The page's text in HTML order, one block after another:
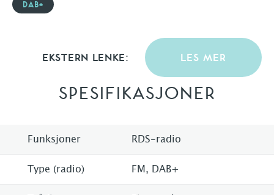
DAB+
EKSTERN LENKE: LES MER
SPESIFIKASJONER
Funksjoner RDS-radio
Type (radio) FM, DAB+